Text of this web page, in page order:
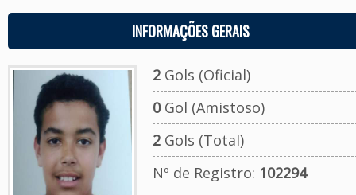
INFORMAÇÕES GERAIS
2Gols (Oficial)
0Gol (Amistoso)
2Gols (Total)
Nº de Registro: 102294